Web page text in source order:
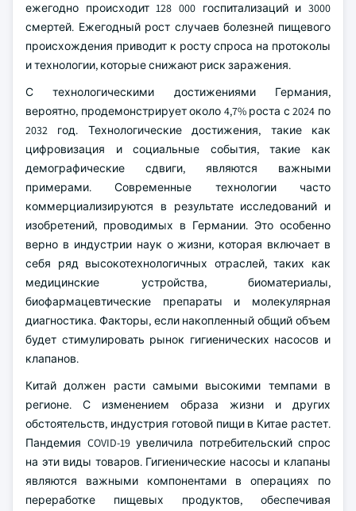
ежегодно происходит 128 000 госпитализаций и 3000
смертей. Ежегодный рост случаев болезней пищевого
происхождения приводит к росту спроса на протоколы
и технологии, которые снижают риск заражения.
С технологическими достижениями Германия,
вероятно, продемонстрирует около 4,7% роста с 2024 по
2032 год. Технологические достижения, такие как
цифровизация и социальные события, такие как
демографические сдвиги, являются важными
примерами. Современные технологии часто
коммерциализируются в результате исследований и
изобретений, проводимых в Германии. Это особенно
верно в индустрии наук о жизни, которая включает в
себя ряд высокотехнологичных отраслей, таких как
медицинские устройства, биоматериалы,
биофармацевтические препараты и молекулярная
диагностика. Факторы, если накопленный общий объем
будет стимулировать рынок гигиенических насосов и
клапанов.
Китай должен расти самыми высокими темпами в
регионе. С изменением образа жизни и других
обстоятельств, индустрия готовой пищи в Китае растет.
Пандемия COVID-19 увеличила потребительский спрос
на эти виды товаров. Гигиенические насосы и клапаны
являются важными компонентами в операциях по
переработке пищевых продуктов, обеспечивая